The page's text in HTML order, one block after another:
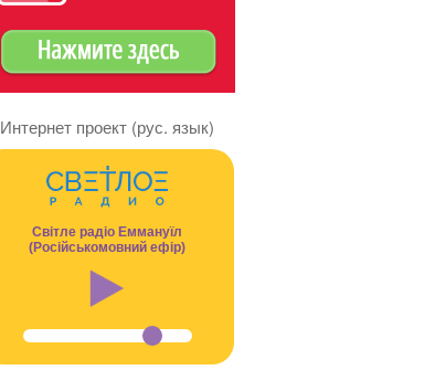
Интернет проект (рус. язык)
Світле радіо Еммануїл
(Російськомовний ефір)